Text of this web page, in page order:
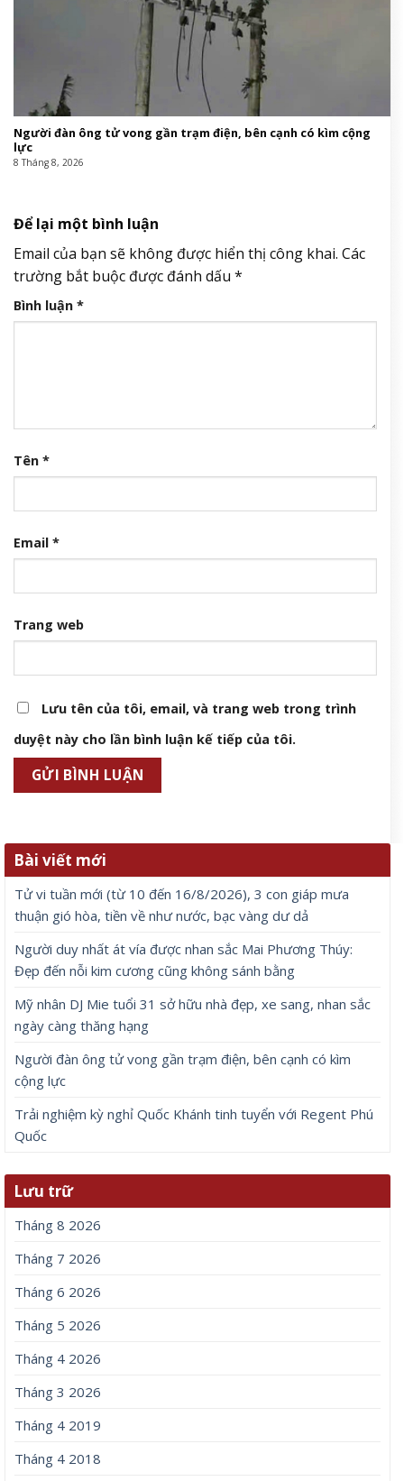
Người đàn ông tử vong gần trạm điện, bên cạnh có kìm cộng
lực
8 Tháng 8, 2026
Để lại một bình luận
Email của bạn sẽ không được hiển thị công khai. Các
trường bắt buộc được đánh dấu *
Bình luận *
Tên *
Email *
Trang web
Lưu tên của tôi, email, và trang web trong trình
duyệt này cho lần bình luận kế tiếp của tôi.
Bài viết mới
Tử vi tuần mới (từ 10 đến 16/8/2026), 3 con giáp mưa
thuận gió hòa, tiền về như nước, bạc vàng dư dả
Người duy nhất át vía được nhan sắc Mai Phương Thúy:
Đẹp đến nỗi kim cương cũng không sánh bằng
Mỹ nhân DJ Mie tuổi 31 sở hữu nhà đẹp, xe sang, nhan sắc
ngày càng thăng hạng
Người đàn ông tử vong gần trạm điện, bên cạnh có kìm
cộng lực
Trải nghiệm kỳ nghỉ Quốc Khánh tinh tuyển với Regent Phú
Quốc
Lưu trữ
Tháng 8 2026
Tháng 7 2026
Tháng 6 2026
Tháng 5 2026
Tháng 4 2026
Tháng 3 2026
Tháng 4 2019
Tháng 4 2018